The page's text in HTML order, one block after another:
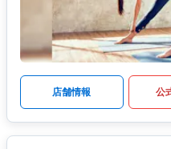
店舗情報 公